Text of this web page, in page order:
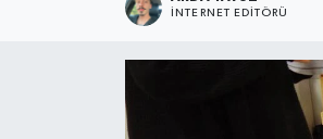
İNTERNET EDITÖRÜ